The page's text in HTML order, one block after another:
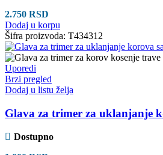
2.750 RSD
Dodaj u korpu
Šifra proizvoda: T434312
Uporedi
Brzi pregled
Dodaj u listu želja
Glava za trimer za uklanjanje
Dostupno